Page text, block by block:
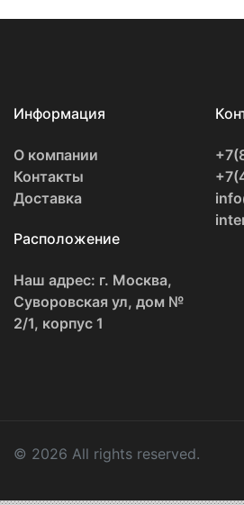
Информация
О компании
Контакты
Доставка
Расположение
Наш адрес: г. Москва,
Суворовская ул, дом №
2/1, корпус 1
© 2026 All rights reserved.